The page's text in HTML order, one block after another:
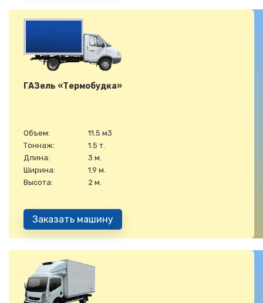
ГАЗель «Термобудка»
Объем:
11.5 м3
Тоннаж:
1.5 т.
Длина:
3 м.
Ширина:
1.9 м.
Высота:
2 м.
Заказать машину